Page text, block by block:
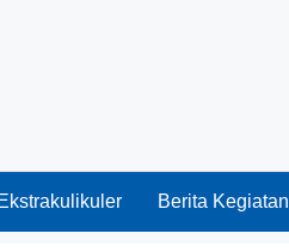
Ekstrakulikuler Berita Kegiatan